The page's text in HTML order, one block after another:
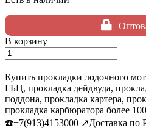
В корзину
Купить прокладки лодочного
ГБЦ, прокладка дейдвуда,
поддона, прокладка картера,
прокладка карбюратора более
☎️+7(913)4153000 ↗️Доставка по